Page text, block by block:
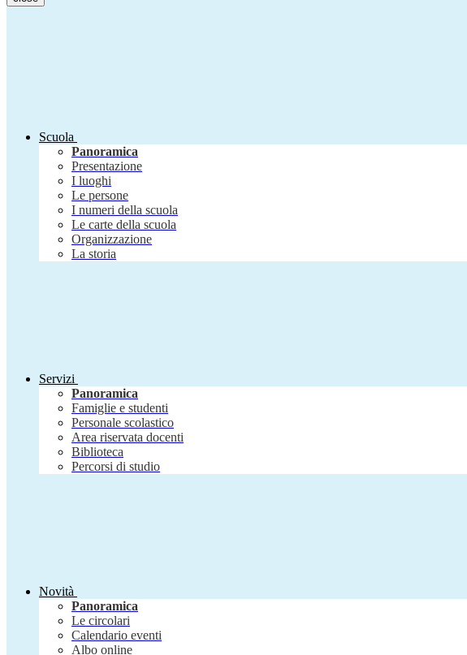
Scuola
Panoramica
Presentazione
I luoghi
Le persone
I numeri della scuola
Le carte della scuola
Organizzazione
La storia
Servizi
Panoramica
Famiglie e studenti
Personale scolastico
Area riservata docenti
Biblioteca
Percorsi di studio
Novità
Panoramica
Le circolari
Calendario eventi
Albo online